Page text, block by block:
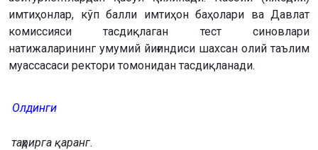
имтиҳонлар, кўп балли имтиҳон баҳолари ва Давлат
комиссияси тасдиқлаган тест синовлари
натижаларининг умумий йиғиндиси шахсан олий таълим
муассасаси ректори томонидан тасдиқланади.
Олдинги
таҳрирга қаранг.